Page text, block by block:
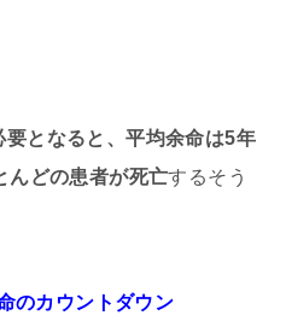
となると、平均余命は5年
んどの患者が死亡するそう
のカウントダウン